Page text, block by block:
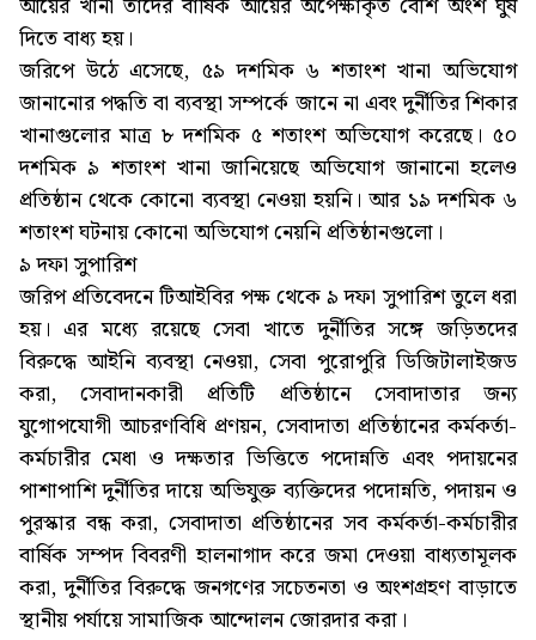
আয়ের খানা তাদের বার্ষিক আয়ের অপেক্ষাকৃত বেশি অংশ ঘুষ
দিতে বাধ্য হয়।
জরিপে উঠে এসেছে, ৫৯ দশমিক ৬ শতাংশ খানা অভিযোগ
জানানোর পদ্ধতি বা ব্যবস্থা সম্পর্কে জানে না এবং দুর্নীতির শিকার
খানাগুলোর মাত্র ৮ দশমিক ৫ শতাংশ অভিযোগ করেছে। ৫০
দশমিক ৯ শতাংশ খানা জানিয়েছে অভিযোগ জানানো হলেও
প্রতিষ্ঠান থেকে কোনো ব্যবস্থা নেওয়া হয়নি। আর ১৯ দশমিক ৬
শতাংশ ঘটনায় কোনো অভিযোগ নেয়নি প্রতিষ্ঠানগুলো।
৯ দফা সুপারিশ
জরিপ প্রতিবেদনে টিআইবির পক্ষ থেকে ৯ দফা সুপারিশ তুলে ধরা
হয়। এর মধ্যে রয়েছে সেবা খাতে দুর্নীতির সঙ্গে জড়িতদের
বিরুদ্ধে আইনি ব্যবস্থা নেওয়া, সেবা পুরোপুরি ডিজিটালাইজড
করা, সেবাদানকারী প্রতিটি প্রতিষ্ঠানে সেবাদাতার জন্য
যুগোপযোগী আচরণবিধি প্রণয়ন, সেবাদাতা প্রতিষ্ঠানের কর্মকর্তা-
কর্মচারীর মেধা ও দক্ষতার ভিত্তিতে পদোন্নতি এবং পদায়নের
পাশাপাশি দুর্নীতির দায়ে অভিযুক্ত ব্যক্তিদের পদোন্নতি, পদায়ন ও
পুরস্কার বন্ধ করা, সেবাদাতা প্রতিষ্ঠানের সব কর্মকর্তা-কর্মচারীর
বার্ষিক সম্পদ বিবরণী হালনাগাদ করে জমা দেওয়া বাধ্যতামূলক
করা, দুর্নীতির বিরুদ্ধে জনগণের সচেতনতা ও অংশগ্রহণ বাড়াতে
স্থানীয় পর্যায়ে সামাজিক আন্দোলন জোরদার করা।